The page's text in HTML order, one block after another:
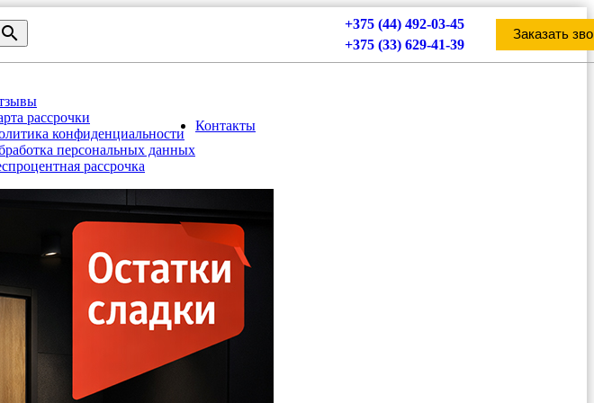
+375 (44) 492-03-45
+375 (33) 629-41-39
Заказать
рассрочки
конфиденциальности
персональных данных
рассрочка
Контакты